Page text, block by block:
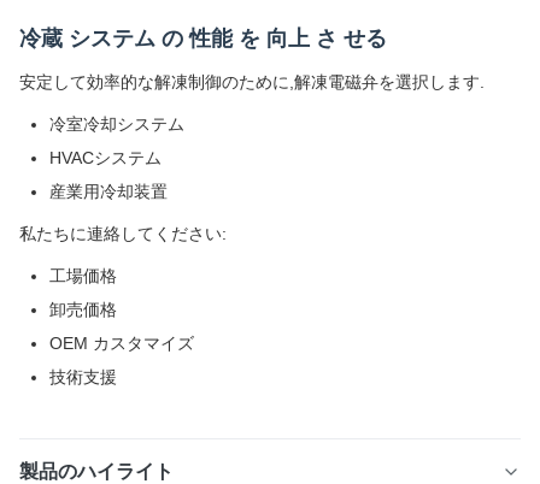
冷蔵 システム の 性能 を 向上 さ せる
安定して効率的な解凍制御のために,解凍電磁弁を選択します.
冷室冷却システム
HVACシステム
産業用冷却装置
私たちに連絡してください:
工場価格
卸売価格
OEM カスタマイズ
技術支援
製品のハイライト